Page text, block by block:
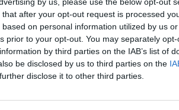
after your opt-out request is processed
on personal information utilized by us
prior to your opt-out. You may separately
by third parties on the IAB’s list of
be disclosed by us to third parties on the
disclose it to other third parties.